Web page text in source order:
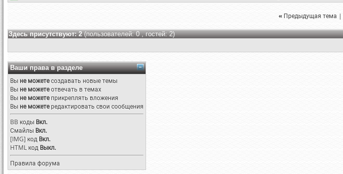
« Предыдущая тема |
Здесь присутствуют: 2(пользователей: 0 , гостей: 2)
Ваши права в разделе
Вы не можетесоздавать новые темы
Вы не можетеотвечать в темах
Вы не можетеприкреплять вложения
Вы не можетередактировать свои сообщения
BB коды Вкл.
Смайлы Вкл.
[IMG] код Вкл.
HTML код Выкл.
Правила форума